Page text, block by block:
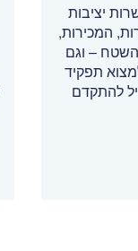
יציבות
המכירות,
– וגם
תפקיד
להתקדם